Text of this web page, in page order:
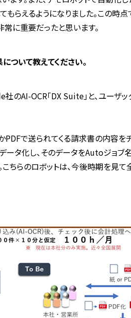
らえるようになりました。この時点
に重要だったと思います。
ついて教えてください。
社のAI-OCR「DX Suite」と、ユーザ
PDFで送られてくる請求書の内容を
ータ化し、そのデータをAutoジョブ
ちらのロボットは、今後時期を見